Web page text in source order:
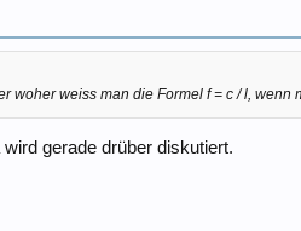
woher weiss man die Formelf = c / l , wenn
gerade drüber diskutiert.